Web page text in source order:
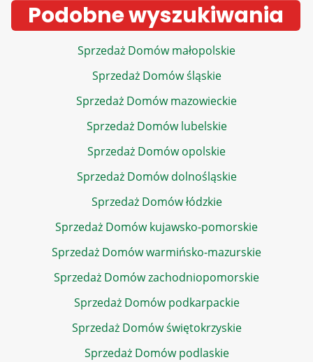
Podobne wyszukiwania
Sprzedaż Domów małopolskie
Sprzedaż Domów śląskie
Sprzedaż Domów mazowieckie
Sprzedaż Domów lubelskie
Sprzedaż Domów opolskie
Sprzedaż Domów dolnośląskie
Sprzedaż Domów łódzkie
Sprzedaż Domów kujawsko-pomorskie
Sprzedaż Domów warmińsko-mazurskie
Sprzedaż Domów zachodniopomorskie
Sprzedaż Domów podkarpackie
Sprzedaż Domów świętokrzyskie
Sprzedaż Domów podlaskie